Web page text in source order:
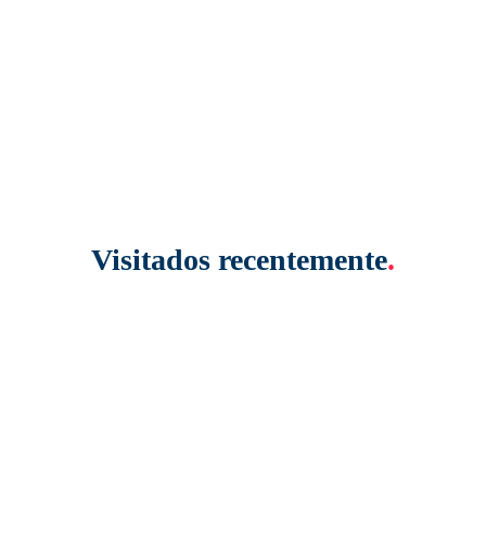
Visitados recentemente.